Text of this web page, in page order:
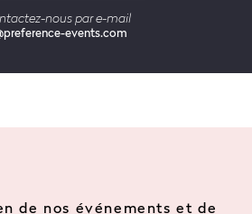
nous par e-mail
events.com
de nos événements et de